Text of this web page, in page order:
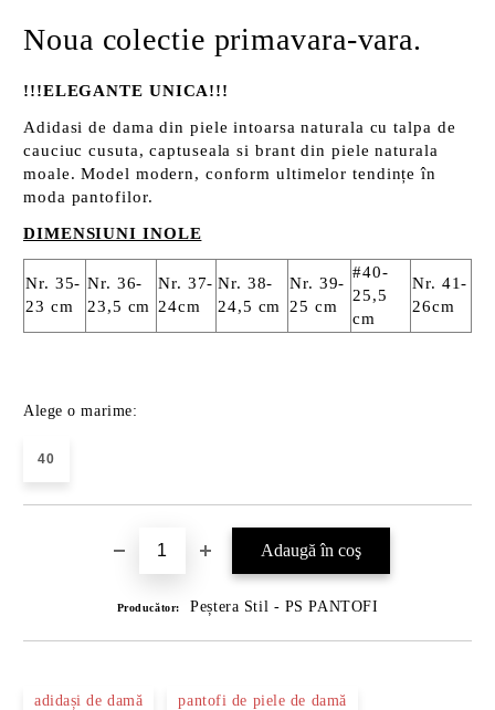
Noua colectie primavara-vara.
!!!ELEGANTE UNICA!!!
Adidasi de dama din piele intoarsa naturala cu talpa de
cauciuc cusuta, captuseala si brant din piele naturala
moale. Model modern, conform ultimelor tendințe în
moda pantofilor.
DIMENSIUNI INOLE
Nr. 35-
23 cm
Nr. 36-
23,5 cm
Nr. 37-
24cm
Nr. 38-
24,5 cm
Nr. 39-
25 cm
#40-
25,5
cm
Nr. 41-
26cm
Alege o marime:
40
Producător: Peștera Stil - PS PANTOFI
adidași de damă pantofi de piele de damă